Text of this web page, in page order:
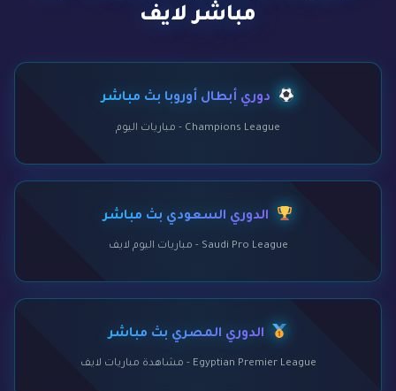
مباشر لايف
دوري أبطال أوروبا بث مباشر
Champions League - مباريات اليوم
الدوري السعودي بث مباشر
Saudi Pro League - مباريات اليوم لايف
الدوري المصري بث مباشر
Egyptian Premier League - مشاهدة مباريات لايف